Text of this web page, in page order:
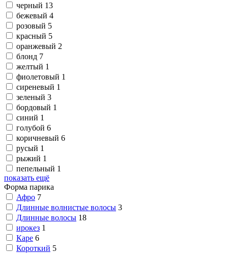
черный 13
бежевый 4
розовый 5
красный 5
оранжевый 2
блонд 7
желтый 1
фиолетовый 1
сиреневый 1
зеленый 3
бордовый 1
синий 1
голубой 6
коричневый 6
русый 1
рыжий 1
пепельный 1
показать ещё
Форма парика
Афро 7
Длинные волнистые волосы 3
Длинные волосы 18
ирокез 1
Каре 6
Короткий 5